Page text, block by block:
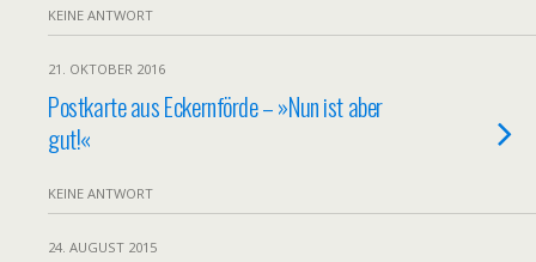
KEINE ANTWORT
21. OKTOBER 2016
Postkarte aus Eckernförde – »Nun ist aber
gut!«
KEINE ANTWORT
24. AUGUST 2015